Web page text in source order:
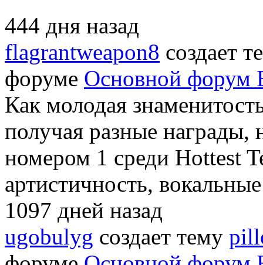
444 дня назад
flagrantweapon8 создает
форуме Основной форум
Как молодая
получая разные награды,
номером 1 среди Hottest
артистичность,
1097 дней назад
ugobulyg создает тему